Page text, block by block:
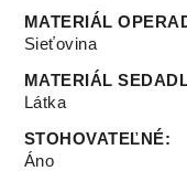
MATERIÁL
Sieťovina
MATERIÁL
Látka
STOHOVATEĽNÉ:
Áno